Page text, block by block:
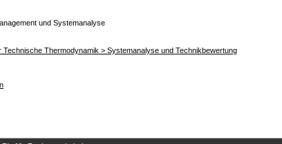
und Systemanalyse
Technische Thermodynamik > Systemanalyse und Technikbewertung